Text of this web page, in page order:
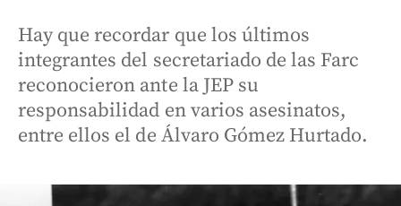
Hay que recordar que los últimos
integrantes del secretariado de las Farc
reconocieron ante la JEP su
responsabilidad en varios asesinatos,
entre ellos el de Álvaro Gómez Hurtado.